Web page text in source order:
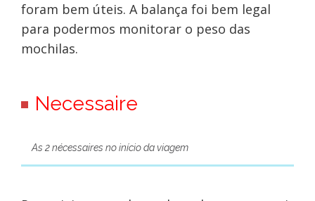
foram bem úteis. A balança foi bem legal
para podermos monitorar o peso das
mochilas.
Necessaire
As 2 nécessaires no início da viagem